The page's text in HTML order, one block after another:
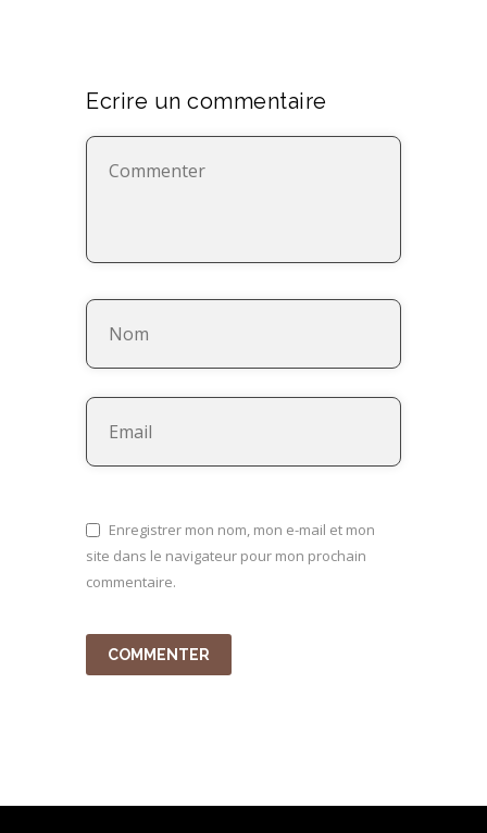
Ecrire un commentaire
Enregistrer mon nom, mon e-mail et mon
site dans le navigateur pour mon prochain
commentaire.